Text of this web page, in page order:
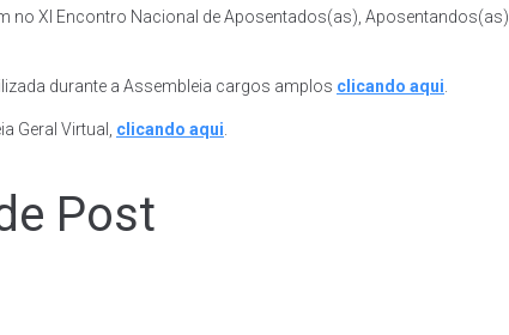
no XI Encontro Nacional de Aposentados(as),
durante a Assembleia cargos amplos clicando aqui
Geral Virtual, clicando aqui
Post